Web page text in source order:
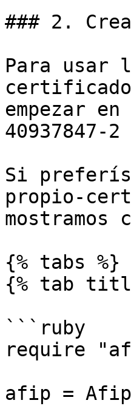
### 2.
Para usar
empezar
40937847-
Si
propio-
mostramos
{% tabs %}
{% tab
```ruby
require
afip =